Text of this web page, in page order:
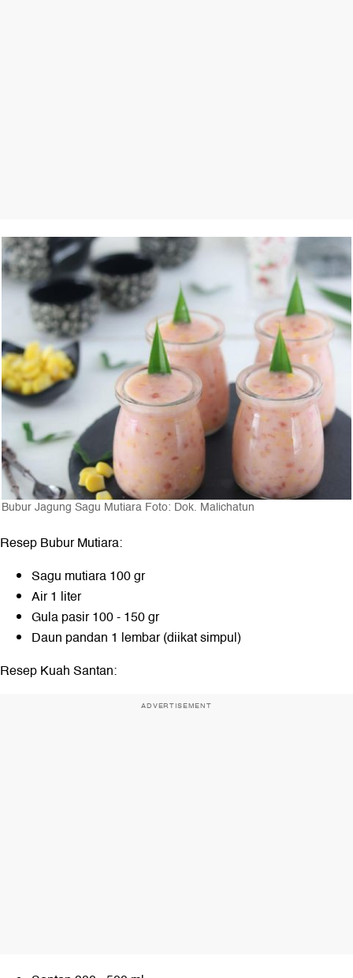
Bubur Jagung Sagu Mutiara Foto: Dok. Malichatun
Resep Bubur Mutiara:
Sagu mutiara 100 gr
Air 1 liter
Gula pasir 100 - 150 gr
Daun pandan 1 lembar (diikat simpul)
Resep Kuah Santan:
ADVERTISEMENT